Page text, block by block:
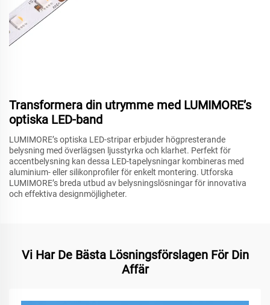
Transformera din utrymme med LUMIMORE’s
optiska LED-band
LUMIMORE’s optiska LED-stripar erbjuder högpresterande
belysning med överlägsen ljusstyrka och klarhet. Perfekt för
accentbelysning kan dessa LED-tapelysningar kombineras med
aluminium- eller silikonprofiler för enkelt montering. Utforska
LUMIMORE’s breda utbud av belysningslösningar för innovativa
och effektiva designmöjligheter.
Vi Har De Bästa Lösningsförslagen För Din
Affär